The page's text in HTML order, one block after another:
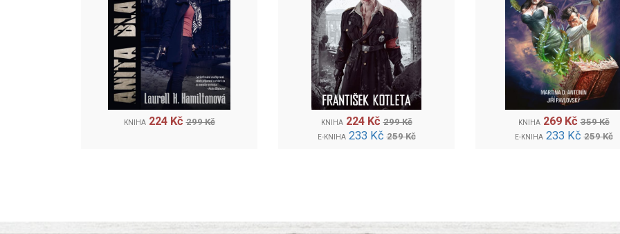
KNIHA 224 Kč 299 Kč KNIHA 224 Kč 299 Kč
E-KNIHA 233 Kč 259 Kč
KNIHA 269 Kč 359 Kč
E-KNIHA 233 Kč 259 Kč